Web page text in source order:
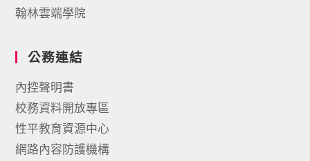
翰林雲端學院
公務連結
內控聲明書
校務資料開放專區
性平教育資源中心
網路內容防護機構